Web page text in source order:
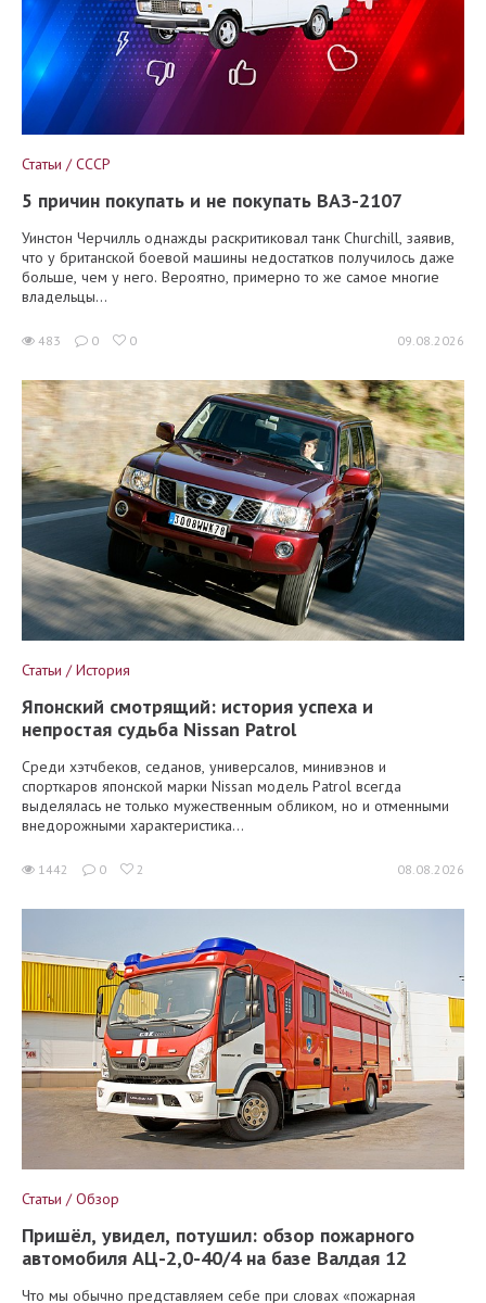
Статьи / СССР
5 причин покупать и не покупать ВАЗ-2107
Уинстон Черчилль однажды раскритиковал танк Churchill, заявив,
что у британской боевой машины недостатков получилось даже
больше, чем у него. Вероятно, примерно то же самое многие
владельцы...
483 0 0 09.08.2026
Статьи / История
Японский смотрящий: история успеха и
непростая судьба Nissan Patrol
Среди хэтчбеков, седанов, универсалов, минивэнов и
спорткаров японской марки Nissan модель Patrol всегда
выделялась не только мужественным обликом, но и отменными
внедорожными характеристика...
1442 0 2 08.08.2026
Статьи / Обзор
Пришёл, увидел, потушил: обзор пожарного
автомобиля АЦ-2,0-40/4 на базе Валдая 12
Что мы обычно представляем себе при словах «пожарная